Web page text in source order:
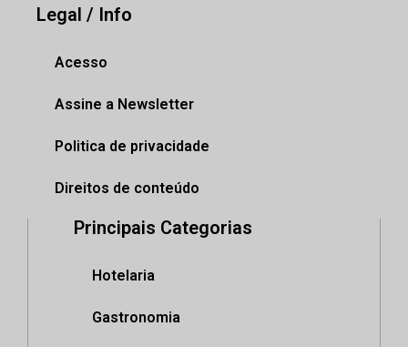
Legal / Info
Acesso
Assine a Newsletter
Politica de privacidade
Direitos de conteúdo
Principais Categorias
Hotelaria
Gastronomia